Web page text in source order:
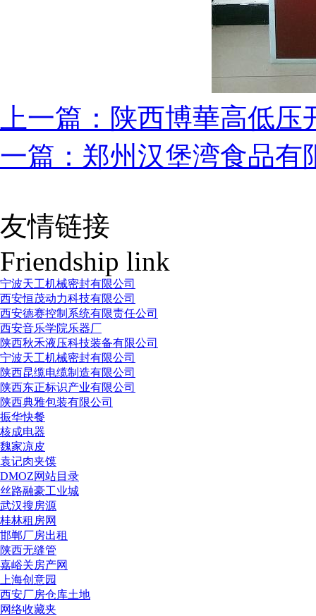
上一篇：陕西博華高低
一篇：郑州汉堡湾食品有
友情链接
Friendship link
宁波天工机械密封有限公司
西安恒茂动力科技有限公司
西安德赛控制系统有限责任公司
西安音乐学院乐器厂
陕西秋禾液压科技装备有限公司
宁波天工机械密封有限公司
陕西昆缆电缆制造有限公司
陕西东正标识产业有限公司
陕西典雅包装有限公司
振华快餐
核成电器
魏家凉皮
袁记肉夹馍
DMOZ网站目录
丝路融豪工业城
武汉搜房源
桂林租房网
邯郸厂房出租
陕西无缝管
嘉峪关房产网
上海创意园
西安厂房仓库土地
网络收藏夹